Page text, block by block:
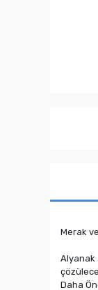
Merak
Alyanak
Daha